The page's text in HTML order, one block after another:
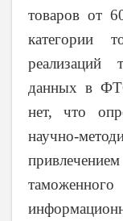
товаров от
категории
реализаций
данных в
нет, что
научно-